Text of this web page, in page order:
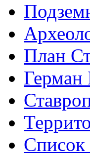
План
Герман
Список